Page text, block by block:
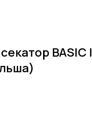
BASIC |